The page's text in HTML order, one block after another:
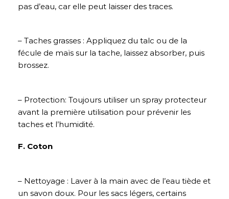
pas d’eau, car elle peut laisser des traces.
– Taches grasses : Appliquez du talc ou de la
fécule de maïs sur la tache, laissez absorber, puis
brossez.
– Protection: Toujours utiliser un spray protecteur
avant la première utilisation pour prévenir les
taches et l’humidité.
F. Coton
– Nettoyage : Laver à la main avec de l’eau tiède et
un savon doux. Pour les sacs légers, certains